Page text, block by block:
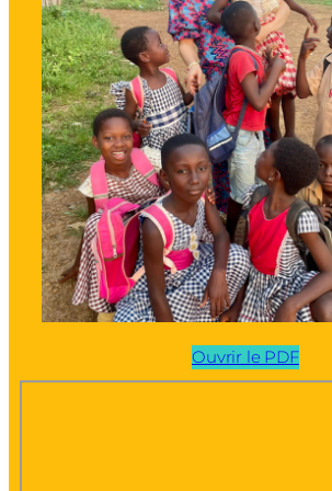
Ouvrir le PDF